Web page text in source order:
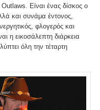
Είναι ένας δίσκος ο
και συνάμα έντονος,
φλογερός και
η εικοσάλεπτη διάρκεια
όλη την τέταρτη